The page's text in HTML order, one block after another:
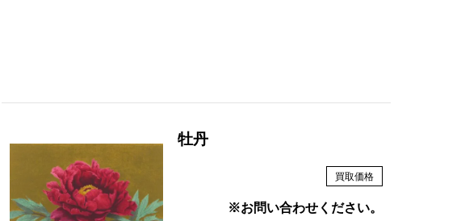
牡丹
買取価格
※お問い合わせください。